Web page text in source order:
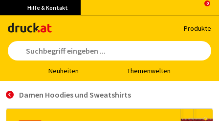
Hilfe & Kontakt
Pro­duk­te
Neu­hei­ten The­men­wel­ten
Damen Hoodies und Sweatshirts